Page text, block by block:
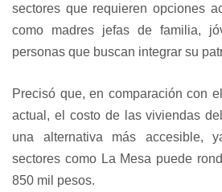
sectores que requieren opciones
como madres jefas de familia,
personas que buscan integrar su
Precisó que, en comparación con
actual, el costo de las viviendas
una alternativa más accesible,
sectores como La Mesa puede
850 mil pesos.